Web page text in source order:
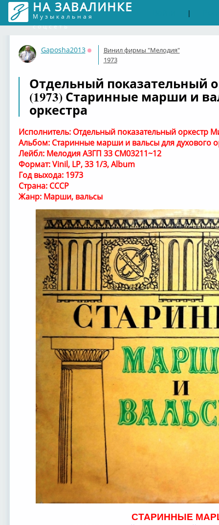
НА ЗАВАЛИНКЕ
Музыкальная
соцсеть
|
Gaposha2013
Оффлайн
Винил фирмы "Мелодия"
1973
Отдельный показательный
(1973) Старинные марши и
оркестра
Исполнитель: Отдельный показательный оркестр
Альбом: Старинные марши и вальсы для духового
Лейбл: Мелодия АЗГП 33 СМ03211~12
Формат: Vinil, LP, 33 1/3, Album
Год выхода: 1973
Страна: СССР
Жанр: Марши, вальсы
СТАРИННЫЕ